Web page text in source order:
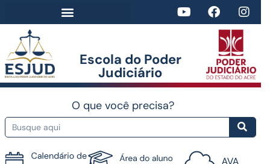
Escola do Poder
Judiciário​
O que você precisa?